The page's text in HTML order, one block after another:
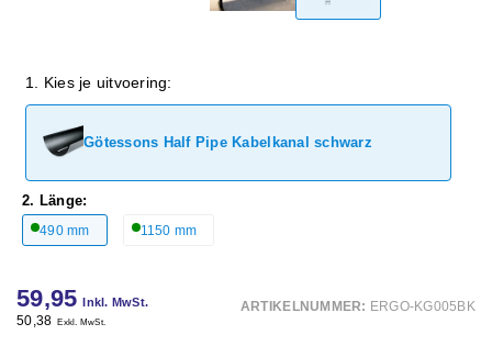
1. Kies je uitvoering:
Götessons Half Pipe Kabelkanal schwarz
2. Länge:
490 mm 1150 mm
59,95 Inkl. MwSt.
50,38 Exkl. MwSt.
ARTIKELNUMMER: ERGO-KG005BK